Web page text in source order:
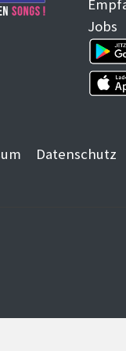
Jobs
Datenschutz